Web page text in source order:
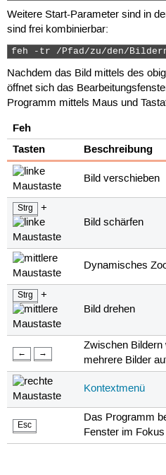
Weitere Start-Parameter sind in
sind frei kombinierbar:
feh -tr /Pfad/zu/den/
Nachdem das Bild mittels des
öffnet sich das
Programm mittels Maus und
Feh
Tasten
Beschreibung
Bild verschieben
Strg
+
Bild schärfen
Dynamisches
Strg
+
Bild drehen
← →
Zwischen
mehrere Bilder
Kontextmenü
Esc
Das Programm
Fenster im